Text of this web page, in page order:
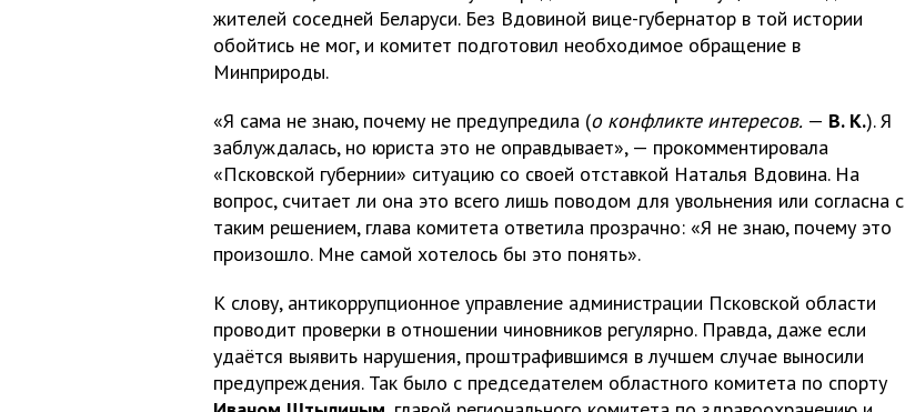
жителей соседней Беларуси. Без Вдовиной вице-губернатор в той истории
обойтись не мог, и комитет подготовил необходимое обращение в
Минприроды.
«Я сама не знаю, почему не предупредила (о конфликте интересов. — В. К.). Я
заблуждалась, но юриста это не оправдывает», — прокомментировала
«Псковской губернии» ситуацию со своей отставкой Наталья Вдовина. На
вопрос, считает ли она это всего лишь поводом для увольнения или согласна с
таким решением, глава комитета ответила прозрачно: «Я не знаю, почему это
произошло. Мне самой хотелось бы это понять».
К слову, антикоррупционное управление администрации Псковской области
проводит проверки в отношении чиновников регулярно. Правда, даже если
удаётся выявить нарушения, проштрафившимся в лучшем случае выносили
предупреждения. Так было с председателем областного комитета по спорту